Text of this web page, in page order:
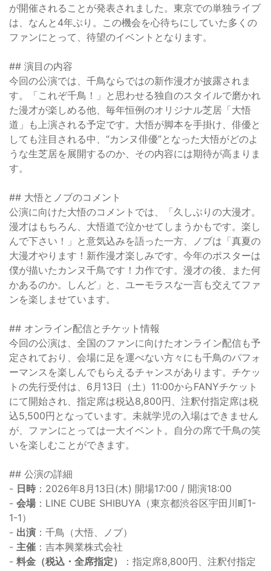
が開催されることが発表されました。東京での単独ライブ
は、なんと4年ぶり。この機会を心待ちにしていた多くの
ファンにとって、待望のイベントとなります。
## 演目の内容
今回の公演では、千鳥ならではの新作漫才が披露されま
す。「これぞ千鳥！」と思わせる独自のスタイルで磨かれ
た漫才が楽しめる他、毎年恒例のオリジナル芝居「大悟
道」も上演される予定です。大悟が脚本を手掛け、俳優と
しても注目される中、“カンヌ俳優”となった大悟がどのよ
うな生芝居を展開するのか、その内容には期待が高まりま
す。
## 大悟とノブのコメント
公演に向けた大悟のコメントでは、「久しぶりの大漫才。
漫才はもちろん、大悟道で泣かせてしまうかもです。楽し
んで下さい！」と意気込みを語った一方、ノブは「真夏の
大漫才やります！新作漫才楽しみです。今年のポスターは
僕が描いたカンヌ千鳥です！力作です。漫才の後、また何
かあるのか。しんど」と、ユーモラスな一言も交えてファ
ンを楽しませています。
## オンライン配信とチケット情報
今回の公演は、全国のファンに向けたオンライン配信も予
定されており、会場に足を運べない方々にも千鳥のパフォ
ーマンスを楽しんでもらえるチャンスがあります。チケッ
トの先行受付は、6月13日（土）11:00からFANYチケット
にて開始され、指定席は税込8,800円、注釈付指定席は税
込5,500円となっています。未就学児の入場はできません
が、ファンにとっては一大イベント。自分の席で千鳥の笑
いを楽しむことができます。
## 公演の詳細
- 日時：2026年8月13日(木) 開場17:00 / 開演18:00
- 会場 ：LINE CUBE SHIBUYA（東京都渋谷区宇田川町1-
1-1）
- 出演 ：千鳥（大悟、ノブ）
- 主催 ：吉本興業株式会社
- 料金（税込・全席指定）
：指定席8,800円、注釈付指定